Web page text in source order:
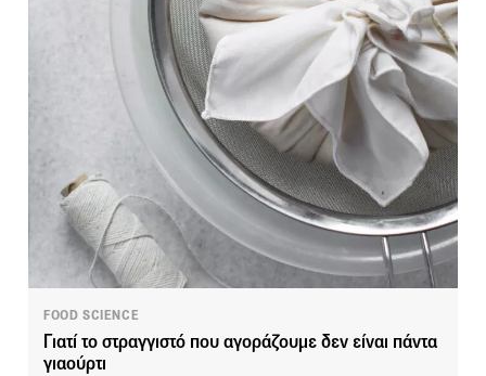
FOOD SCIENCE
Γιατί το στραγγιστό που αγοράζουμε δεν είναι πάντα
γιαούρτι